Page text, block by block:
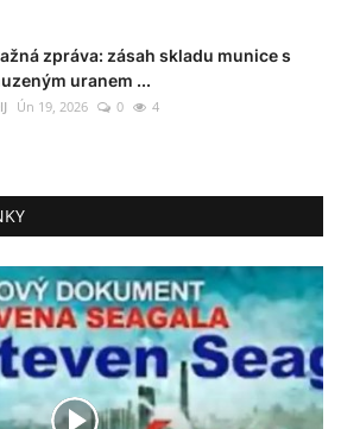
zpráva: zásah skladu munice s
uranem ...
Ún 19, 2026 0 4